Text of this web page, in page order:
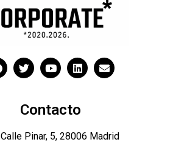
Contacto
Calle Pinar, 5, 28006 Madrid